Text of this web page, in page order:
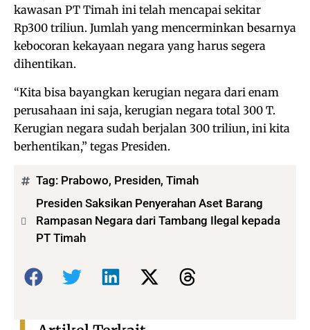
kawasan PT Timah ini telah mencapai sekitar
Rp300 triliun. Jumlah yang mencerminkan besarnya
kebocoran kekayaan negara yang harus segera
dihentikan.
“Kita bisa bayangkan kerugian negara dari enam
perusahaan ini saja, kerugian negara total 300 T.
Kerugian negara sudah berjalan 300 triliun, ini kita
berhentikan,” tegas Presiden.
Tag: Prabowo, Presiden, Timah
Presiden Saksikan Penyerahan Aset Barang
Rampasan Negara dari Tambang Ilegal kepada
PT Timah
Bagikan: